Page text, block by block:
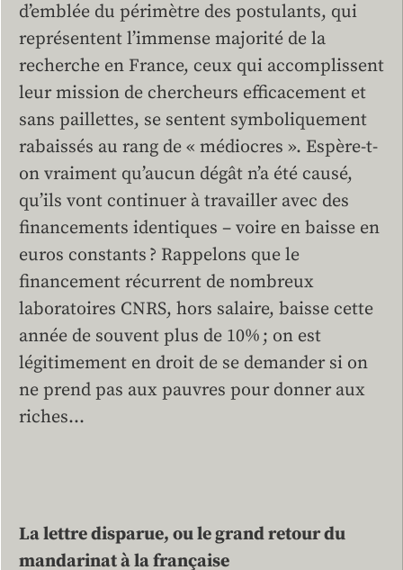
d’emblée du périmètre des postulants, qui
représentent l’immense majorité de la
recherche en France, ceux qui accomplissent
leur mission de chercheurs efficacement et
sans paillettes, se sentent symboliquement
rabaissés au rang de « médiocres ». Espère-t-
on vraiment qu’aucun dégât n’a été causé,
qu’ils vont continuer à travailler avec des
financements identiques – voire en baisse en
euros constants ? Rappelons que le
financement récurrent de nombreux
laboratoires CNRS, hors salaire, baisse cette
année de souvent plus de 10% ; on est
légitimement en droit de se demander si on
ne prend pas aux pauvres pour donner aux
riches…
La lettre disparue, ou le grand retour du
mandarinat à la française